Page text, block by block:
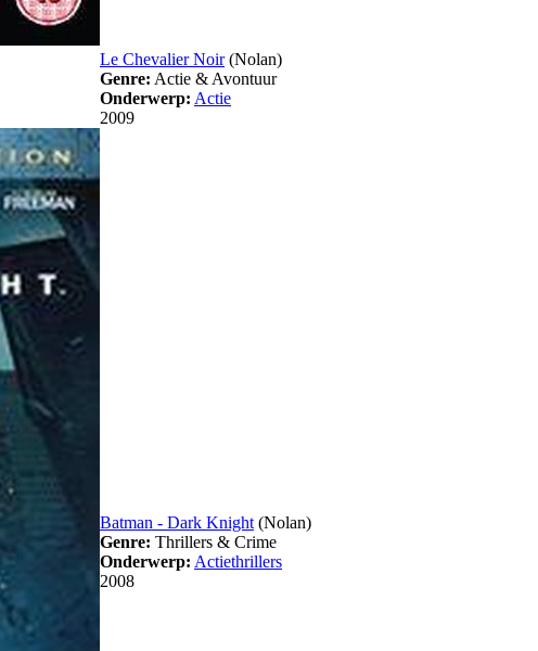
Le Chevalier Noir(Nolan)
Genre: Actie & Avontuur
Onderwerp: Actie
2009
Batman - Dark Knight(Nolan)
Genre: Thrillers & Crime
Onderwerp: Actiethrillers
2008